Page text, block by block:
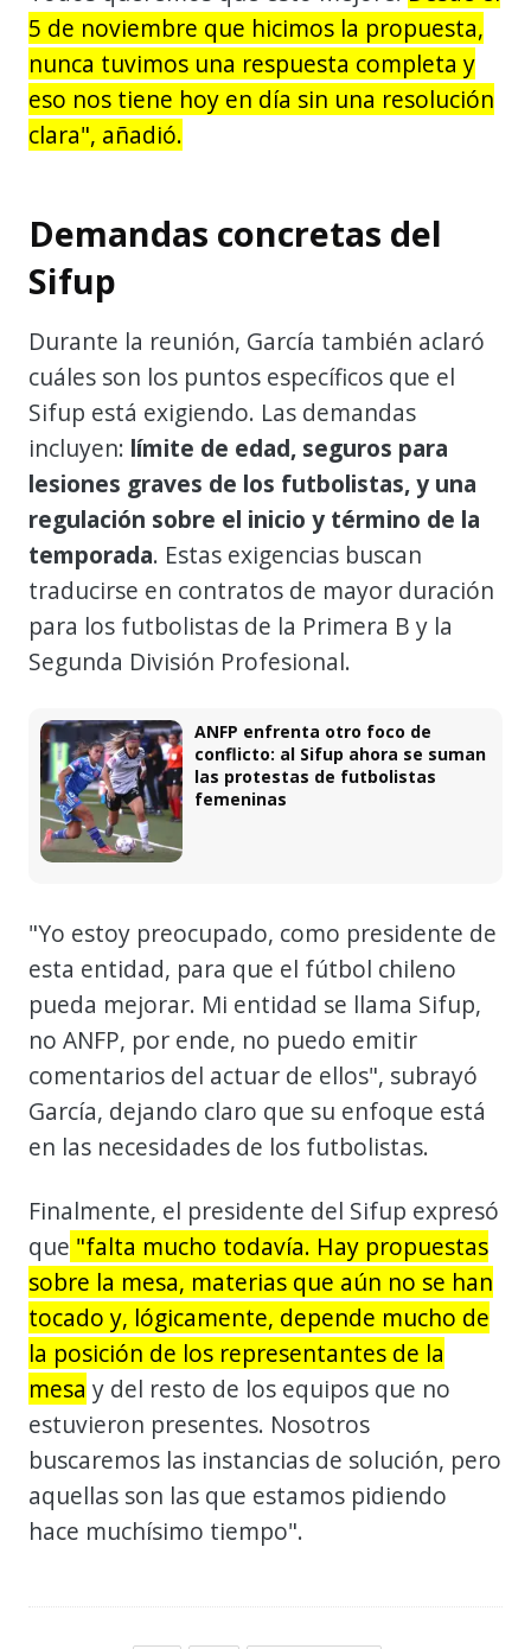
5 de noviembre que hicimos la propuesta,
nunca tuvimos una respuesta completa y
eso nos tiene hoy en día sin una resolución
clara", añadió.
Demandas concretas del
Sifup
Durante la reunión, García también aclaró
cuáles son los puntos específicos que el
Sifup está exigiendo. Las demandas
incluyen: límite de edad, seguros para
lesiones graves de los futbolistas, y una
regulación sobre el inicio y término de la
temporada. Estas exigencias buscan
traducirse en contratos de mayor duración
para los futbolistas de la Primera B y la
Segunda División Profesional.
ANFP enfrenta otro foco de
conflicto: al Sifup ahora se suman
las protestas de futbolistas
femeninas
"Yo estoy preocupado, como presidente de
esta entidad, para que el fútbol chileno
pueda mejorar. Mi entidad se llama Sifup,
no ANFP, por ende, no puedo emitir
comentarios del actuar de ellos", subrayó
García, dejando claro que su enfoque está
en las necesidades de los futbolistas.
Finalmente, el presidente del Sifup expresó
que "falta mucho todavía. Hay propuestas
sobre la mesa, materias que aún no se han
tocado y, lógicamente, depende mucho de
la posición de los representantes de la
mesa y del resto de los equipos que no
estuvieron presentes. Nosotros
buscaremos las instancias de solución, pero
aquellas son las que estamos pidiendo
hace muchísimo tiempo".